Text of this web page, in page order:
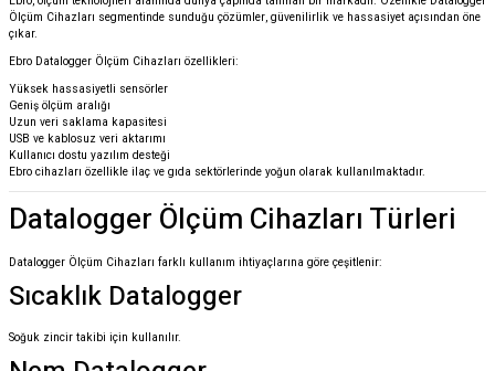
Ölçüm Cihazları segmentinde sunduğu çözümler, güvenilirlik ve hassasiyet açısından öne
çıkar.
Ebro Datalogger Ölçüm Cihazları özellikleri:
Yüksek hassasiyetli sensörler
Geniş ölçüm aralığı
Uzun veri saklama kapasitesi
USB ve kablosuz veri aktarımı
Kullanıcı dostu yazılım desteği
Ebro cihazları özellikle ilaç ve gıda sektörlerinde yoğun olarak kullanılmaktadır.
Datalogger Ölçüm Cihazları Türleri
Datalogger Ölçüm Cihazları farklı kullanım ihtiyaçlarına göre çeşitlenir:
Sıcaklık Datalogger
Soğuk zincir takibi için kullanılır.